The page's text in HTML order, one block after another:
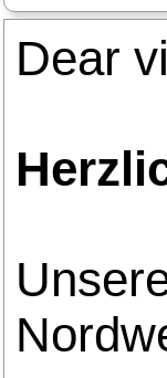
Dear